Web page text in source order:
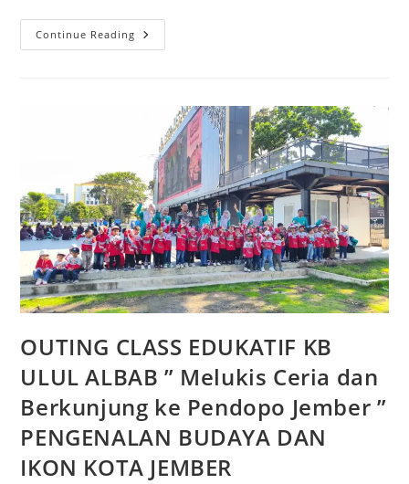
Continue Reading
OUTING CLASS EDUKATIF KB
ULUL ALBAB ” Melukis Ceria dan
Berkunjung ke Pendopo Jember ”
PENGENALAN BUDAYA DAN
IKON KOTA JEMBER